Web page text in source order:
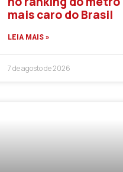
mais caro do Brasil
LEIA MAIS »
7 de agosto de 2026